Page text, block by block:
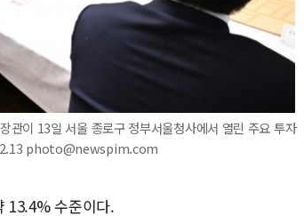
관이 13일 서울 종로구 정부서울청사에서 열린 주요 투자
photo@newspim.com
13.4% 수준이다.